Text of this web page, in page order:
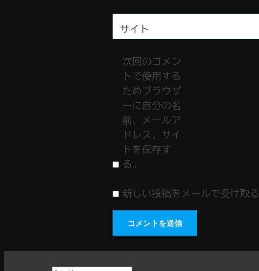
サイト
次回のコメン
トで使用する
ためブラウザ
ーに自分の名
前、メールア
ドレス、サイ
トを保存す
る。
新しい投稿をメールで受け取る